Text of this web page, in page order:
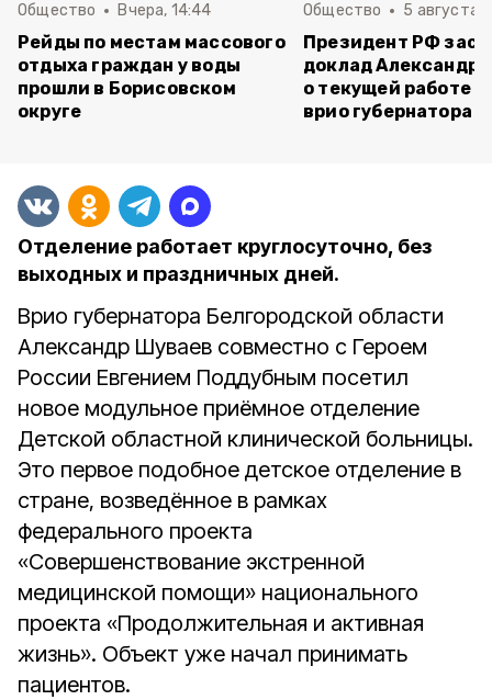
Общество Вчера, 14:44
Рейды по местам массового
отдыха граждан у воды
прошли в Борисовском
округе
Общество 5 августа ,
Президент РФ
доклад
о текущей работе
врио губернатора
Отделение работает круглосуточно, без
выходных и праздничных дней.
Врио губернатора Белгородской области
Александр Шуваев совместно с Героем
России Евгением Поддубным посетил
новое модульное приёмное отделение
Детской областной клинической больницы.
Это первое подобное детское отделение в
стране, возведённое в рамках
федерального проекта
«Совершенствование экстренной
медицинской помощи» национального
проекта «Продолжительная и активная
жизнь». Объект уже начал принимать
пациентов.